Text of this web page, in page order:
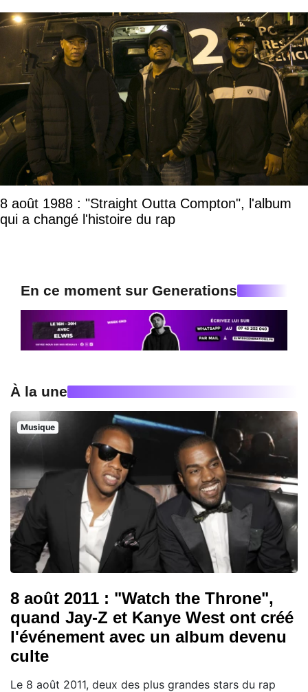
8 août 1988 : "Straight Outta Compton", l'album
qui a changé l'histoire du rap
En ce moment sur Generations
À la une
Musique
8 août 2011 : "Watch the Throne",
quand Jay-Z et Kanye West ont créé
l'événement avec un album devenu
culte
Le 8 août 2011, deux des plus grandes stars du rap